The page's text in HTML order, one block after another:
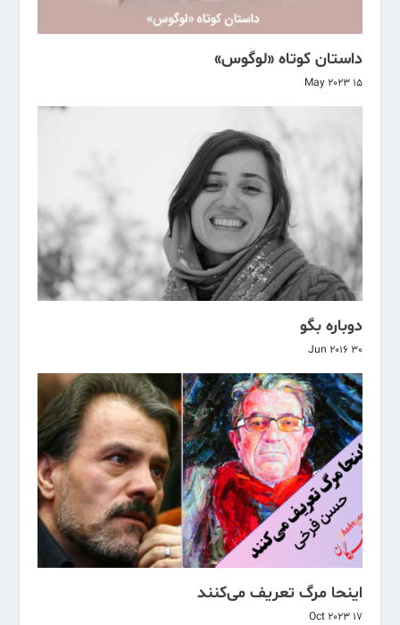
داستان کوتاه «لوگوس»
15 May 2023
دوباره بگو
30 Jun 2016
اینحا مرگ تعریف می‌کنند
17 Oct 2023